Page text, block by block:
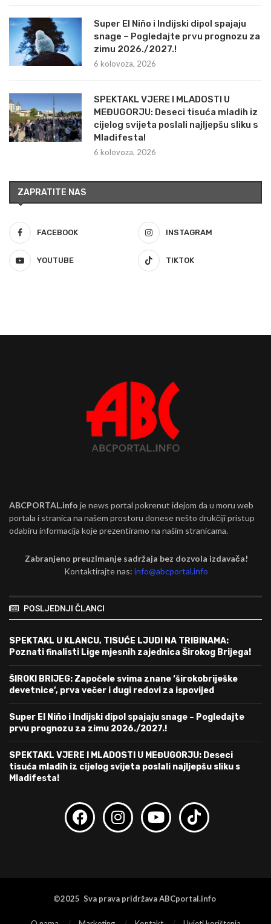
Super El Niño i Indijski dipol spajaju
snage – Pogledajte prvu prognozu za
zimu 2026./2027.!
6 kolovoza, 2026
SPEKTAKL VJERE I MLADOSTI U
MEĐUGORJU: Deseci tisuća mladih iz
cijelog svijeta poslali najljepšu sliku s
Mladifesta!
6 kolovoza, 2026
ZAPRATITE NAS
FACEBOOK INSTAGRAM
YOUTUBE TIKTOK
ABCPORTAL.info je news portal pokrenut idejom da u moru web
portala i stranica na našem prostoru donese nešto drukčiji pristup
odabiru informacija koje prezentiramo na našim stranicama.
Zabranjeno preuzimanje sadržaja bez dozvola izdavača!
Kontaktirajte nas:info@abcportal.info
POSLJEDNJI ČLANCI
SPEKTAKL U KLANCU, TISUĆE LJUDI NA TRIBINAMA:
Poznati finalisti Lige mjesnih zajednica Širokog Brijega!
ŠIROKI BRIJEG: Započele svima znane ‘širokobriješke
devetnice’, prva večer i dugi redovi za ispovijed
Super El Niño i Indijski dipol spajaju snage – Pogledajte
prvu prognozu za zimu 2026./2027.!
SPEKTAKL VJERE I MLADOSTI U MEĐUGORJU: Deseci
tisuća mladih iz cijelog svijeta poslali najljepšu sliku s
Mladifesta!
©2025 Sva prava pridržava ABCportal.info